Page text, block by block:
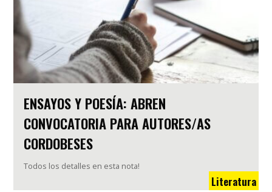
ENSAYOS Y POESÍA: ABREN
CONVOCATORIA PARA AUTORES/AS
CORDOBESES
Todos los detalles en esta nota!
Literatura